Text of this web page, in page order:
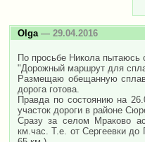
Olga— 29.04.2016
По просьбе Никола пытаюсь
"Дорожный маршрут для
Размещаю обещанную
дорога готова.
Правда по состоянию на
участок дороги в районе
Сразу за селом Мраково
км.час. Т.е. от Сергеевки